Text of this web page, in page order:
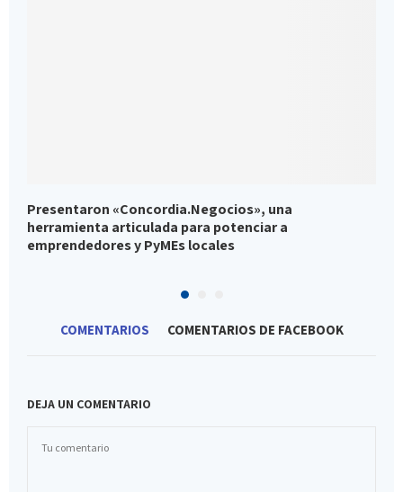
Presentaron «Concordia.Negocios», una
herramienta articulada para potenciar a
emprendedores y PyMEs locales
COMENTARIOS COMENTARIOS DE FACEBOOK
DEJA UN COMENTARIO